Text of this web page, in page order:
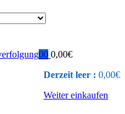
0 0,00€
Derzeit leer : 0,00€
Weiter einkaufen
0